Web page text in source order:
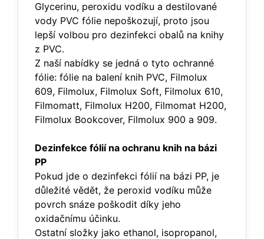
Glycerinu, peroxidu vodíku a destilované
vody PVC fólie nepoškozují, proto jsou
lepší volbou pro dezinfekci obalů na knihy
z PVC.
Z naší nabídky se jedná o tyto ochranné
fólie: fólie na balení knih PVC, Filmolux
609, Filmolux, Filmolux Soft, Filmolux 610,
Filmomatt, Filmolux H200, Filmomat H200,
Filmolux Bookcover, Filmolux 900 a 909.
Dezinfekce fólií na ochranu knih na bázi
PP
Pokud jde o dezinfekci fólií na bázi PP, je
důležité vědět, že peroxid vodíku může
povrch snáze poškodit díky jeho
oxidačnímu účinku.
Ostatní složky jako ethanol, isopropanol,